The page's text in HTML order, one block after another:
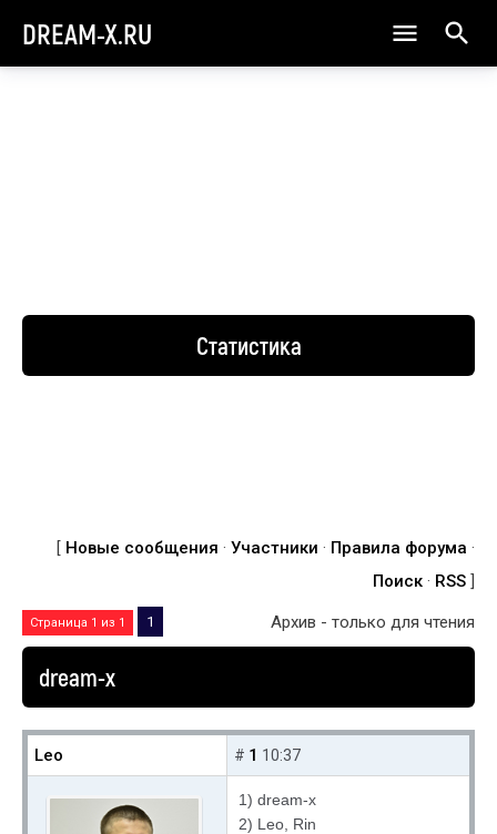
DREAM-X.RU
Статистика
[ Новые сообщения · Участники · Правила форума ·
Поиск · RSS ]
Страница 1 из 1 1 Архив - только для чтения
dream-x
Leo # 1 10:37
1) dream-x
2) Leo, Rin